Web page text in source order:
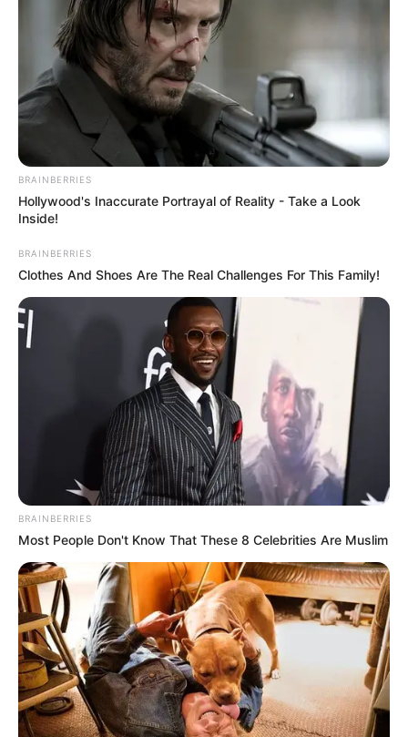
BRAINBERRIES
Hollywood's Inaccurate Portrayal of Reality - Take a Look
Inside!
BRAINBERRIES
Clothes And Shoes Are The Real Challenges For This Family!
BRAINBERRIES
Most People Don't Know That These 8 Celebrities Are Muslim